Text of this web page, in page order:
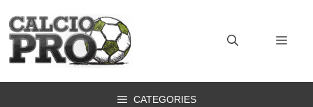
contenuto
CATEGORIES